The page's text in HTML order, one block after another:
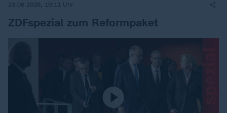
23.06.2026, 19:11 Uhr
ZDFspezial zum Reformpaket